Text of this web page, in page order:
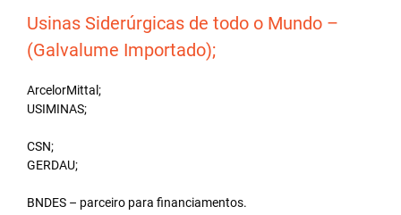
Usinas Siderúrgicas de todo o Mundo –
(Galvalume Importado);
ArcelorMittal;
USIMINAS;
CSN;
GERDAU;
BNDES – parceiro para financiamentos.